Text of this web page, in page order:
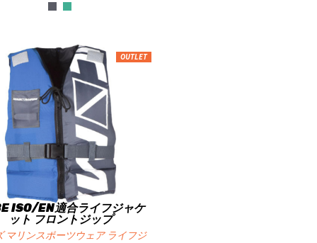
OUTLET
ISO/EN適合ライフジャケ
ット フロントジップ
マリンスポーツウェア ライフジ